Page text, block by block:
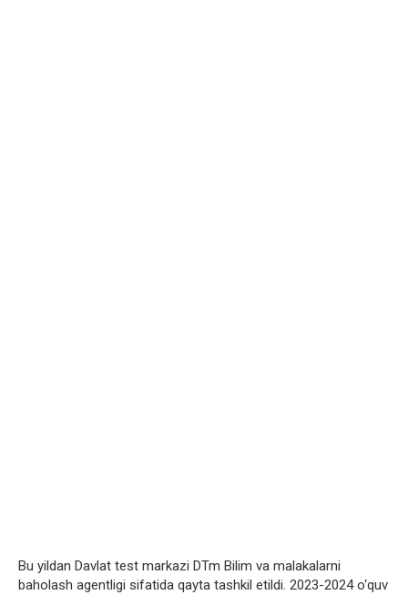
Bu yildan Davlat test markazi DTm Bilim va malakalarni
baholash agentligi sifatida qayta tashkil etildi. 2023-2024 o‘quv